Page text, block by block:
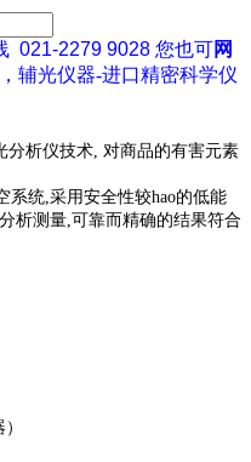
021-2279 9028 您也可网
辅光仪器-进口精密科学仪
分析仪技术, 对商品的有害元素
系统,采用安全性较hao的低能
析测量,可靠而精确的结果符合